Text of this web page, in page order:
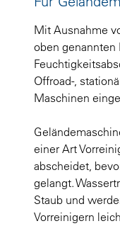
Mit Ausnahme
oben
Offroad-,
Maschinen
einer Art
abscheidet,
gelangt.
Staub und
Vorreinigern